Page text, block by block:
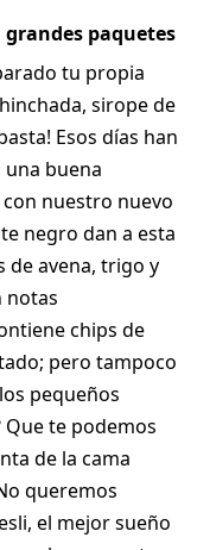
paquetes
tu propia
sirope de
Esos días han
buena
nuestro nuevo
negro dan a esta
de avena, trigo y
notas
chips de
pero tampoco
pequeños
Que te podemos
de la cama
queremos
el mejor sueño